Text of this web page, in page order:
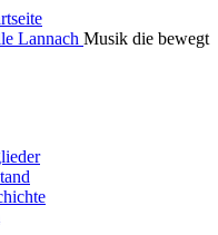
Lannach Musik die bewegt